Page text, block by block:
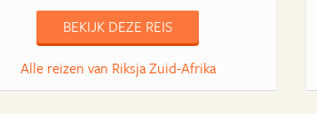
BEKIJK DEZE REIS
Alle reizen van Riksja Zuid-Afrika